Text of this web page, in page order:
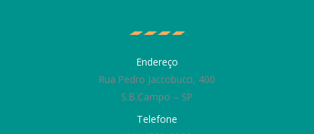
Endereço
Rua Pedro Jaccobucci, 400
S.B.Campo – SP
Telefone